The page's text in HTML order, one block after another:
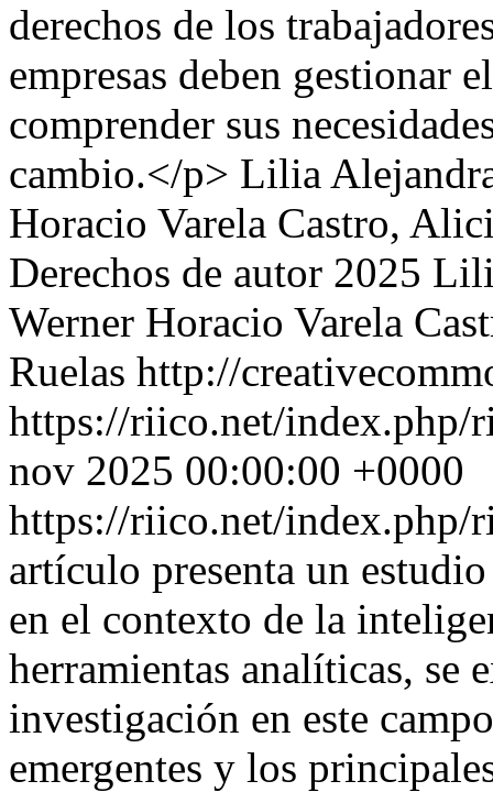
derechos de los
empresas deben gestionar
comprender sus
cambio.</p> Lilia
Horacio Varela Castro,
Derechos de autor 2025
Werner Horacio Varela
Ruelas http://
https://riico.net/index.php/
nov 2025 00:00:00 +0000
https://riico.net/
artículo presenta un
en el contexto de la
herramientas analíticas, se
investigación en este
emergentes y los